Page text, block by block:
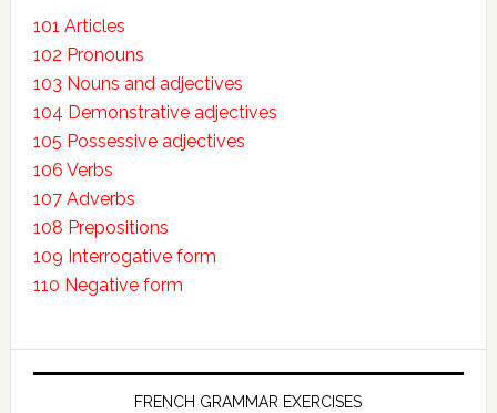
101 Articles
102 Pronouns
103 Nouns and adjectives
104 Demonstrative adjectives
105 Possessive adjectives
106 Verbs
107 Adverbs
108 Prepositions
109 Interrogative form
110 Negative form
FRENCH GRAMMAR EXERCISES